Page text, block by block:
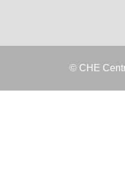
© CHE